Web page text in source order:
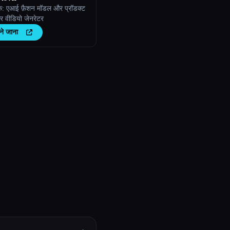
एआई फ़ैशन मॉडल और प्रॉडक्ट
जेनरेटर
जाना